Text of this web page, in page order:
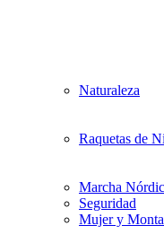
Naturaleza
Raquetas de
Marcha
Seguridad
Mujer y